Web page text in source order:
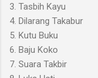
3. Tasbih Kayu
4. Dilarang Takabur
5. Kutu Buku
6. Baju Koko
7. Suara Takbir